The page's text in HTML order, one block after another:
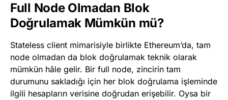
Full Node Olmadan Blok
Doğrulamak Mümkün mü?
Stateless client mimarisiyle birlikte Ethereum’da, tam
node olmadan da blok doğrulamak teknik olarak
mümkün hâle gelir. Bir full node, zincirin tam
durumunu sakladığı için her blok doğrulama işleminde
ilgili hesapların verisine doğrudan erişebilir. Oysa bir